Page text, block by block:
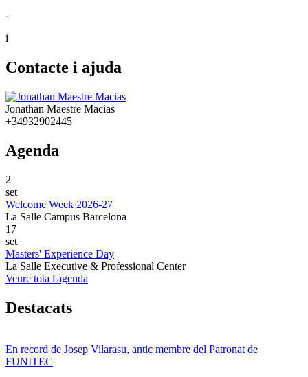
-
i
Contacte i ajuda
Jonathan Maestre Macias
+34932902445
Agenda
2
set
Welcome Week 2026-27
La Salle Campus Barcelona
17
set
Masters' Experience Day
La Salle Executive & Professional Center
Veure tota l'agenda
Destacats
En record de Josep Vilarasu, antic membre del Patronat de
FUNITEC